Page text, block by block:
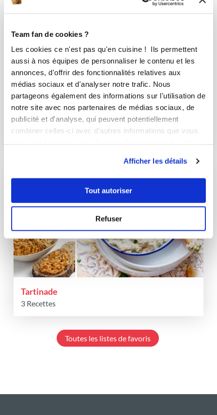
Team fan de cookies ?
Les cookies ce n'est pas qu'en cuisine ! Ils permettent
aussi à nos équipes de personnaliser le contenu et les
annonces, d'offrir des fonctionnalités relatives aux
médias sociaux et d'analyser notre trafic. Nous
partageons également des informations sur l'utilisation de
notre site avec nos partenaires de médias sociaux, de
publicité et d'analyse, qui peuvent potentiellement
combiner celles-ci avec d'autres informations que vous
Afficher les détails
Tout autoriser
Refuser
Fraisier
1 Recette
Tartinade
3 Recettes
Toutes les listes de favoris